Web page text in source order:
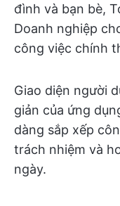
đình và bạn bè,
Doanh nghiệp
công việc chính
Giao diện người
giản của ứng
dàng sắp xếp
trách nhiệm và
ngày.